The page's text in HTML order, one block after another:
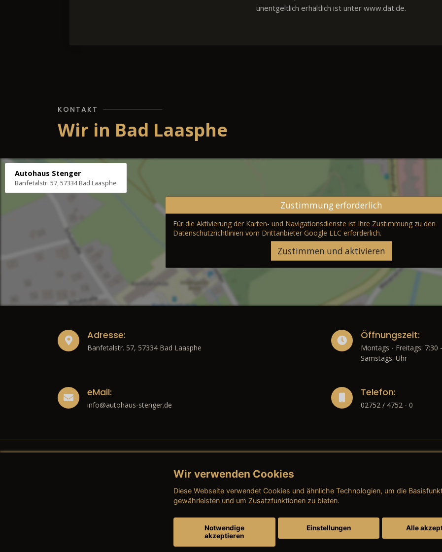
unentgeltlich erhältlich ist unter www.dat.de.
KONTAKT
Wir in Bad Laasphe
Autohaus Stenger
Banfetalstr. 57, 57334 Bad Laasphe
Zustimmung erforderlich
Für die Aktivierung der Karten- und Navigationsdienste ist Ihre Zustimmung zu den
Datenschutzrichtlinien vom Drittanbieter Google LLC erforderlich.
Zustimmen und aktivieren
Adresse:
Banfetalstr. 57, 57334 Bad Laasphe
Öffnungszeit:
Montags - Freitags: 7:30
Samstags: Uhr
eMail:
info@autohaus-stenger.de
Telefon:
02752 / 4752 - 0
Rechtliches
→ Impressum
→ AGB (Neuwagen)
→
Wir verwenden Cookies
Diese Webseite verwendet Cookies und ähnliche Technologien, um die
gewährleisten und um Zusatzfunktionen zu bieten.
Notwendige
akzeptieren
Einstellungen Alle